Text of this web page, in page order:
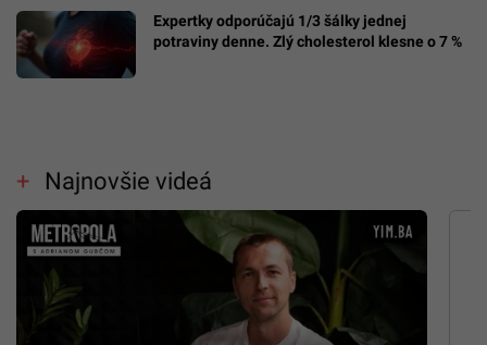
Expertky odporúčajú 1/3 šálky jednej
potraviny denne. Zlý cholesterol klesne o 7 %
Najnovšie videá